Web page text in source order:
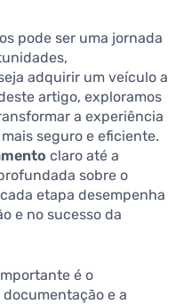
pode ser uma jornada
adquirir um veículo a
artigo, exploramos
a experiência
seguro e eficiente.
claro até a
sobre o
etapa desempenha
e no sucesso da
é o
e a